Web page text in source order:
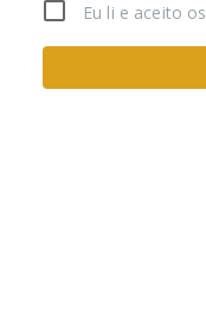
Eu li e aceito os